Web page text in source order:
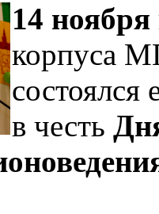
14 ноября
корпуса
в честь